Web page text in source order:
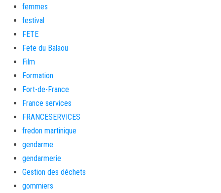
femmes
festival
FETE
Fete du Balaou
Film
Formation
Fort-de-France
France services
FRANCESERVICES
fredon martinique
gendarme
gendarmerie
Gestion des déchets
gommiers